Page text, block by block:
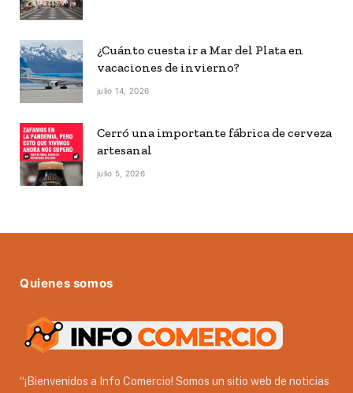
¿Cuánto cuesta ir a Mar del Plata en
vacaciones de invierno?
julio 14, 2026
Cerró una importante fábrica de cerveza
artesanal
julio 5, 2026
Quienes somos
“¡Bienvenidos a Info Comercio! Somos un sitio web de noticias